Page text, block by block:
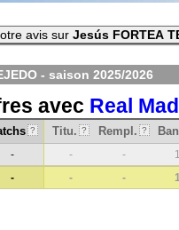
avis sur Jesús FORTEA
- saison 2025/2026
avec Real
? Titu. ? Rempl. ?
- - -
- - -